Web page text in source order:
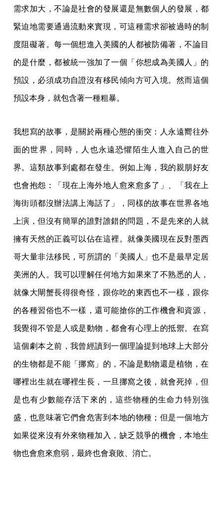
需求加大，不論是社會的發展還是無數個人的發展，都
緊迫地需要通過流動來實現，可這種需求卻被過時的制
度阻礙著。每一個想進入美國的人都被防備著，不論目
的是什麼，都被統一強加了一個「你想成為美國人」的
預設，必須成功自證沒有移民傾向方可入境。然而這個
預設本身，就包含著一種粗暴。
我想寫的故事，是關於兩種心態的衝突：人永遠嚮往外
面的世界，同時，人也永遠恐懼陌生人進入自己的世
界。這類故事到處都在發生。例如上海，我的親朋好友
也會抱怨：「現在上海外地人愈來愈多了」、「我在上
海街頭都沒辦法講上海話了」，同樣的故事在世界各地
上演，但沒有簡單的誰對誰錯的問題，不是先來的人就
擁有天然的正義可以佔在這裡。就像美國現在反對墨西
哥大量非法移民，可所謂的「美國人」也不是最早定居
美洲的人。我可以理解任何地方如果來了不熟悉的人，
就像大閘蟹長得很奇怪，跟你吃的東西也不一樣，跟你
的各種習俗也不一樣，還可能搶你的工作機會和資源，
我覺得不管是人或是動物，都會有心理上的抵禦。在寫
這個劇本之前，我曾經讀到一個理論提到地球上大部分
的生物都是不能「挪窩」的，不論是動物還是植物，在
哪裡出生就在哪裡生長，一旦挪窩之後，就會死掉，但
是也有少數能存活下來的，這些物種的生命力特別強
盛，也意味著它們會危害到本地的物種；但是一個地方
如果從來沒有外來物種加入，缺乏競爭的機會，本地生
物也會愈來愈弱，最終也會衰敗、消亡。